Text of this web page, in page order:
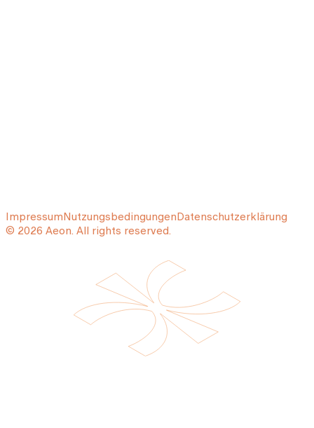
ImpressumNutzungsbedingungenDatenschutzerklärung
© 2026 Aeon. All rights reserved.